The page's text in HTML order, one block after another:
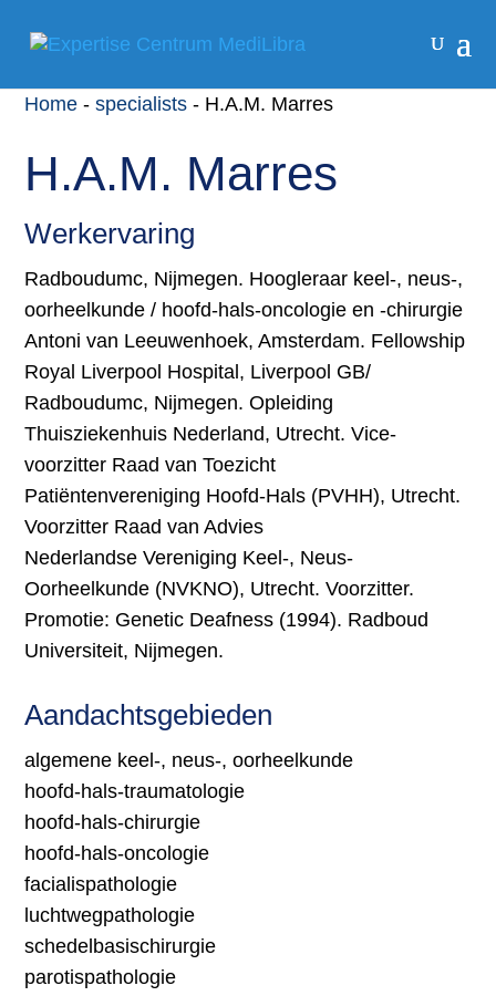
Home -specialists - H.A.M. Marres
H.A.M. Marres
Werkervaring
Radboudumc, Nijmegen. Hoogleraar keel-, neus-,
oorheelkunde / hoofd-hals-oncologie en -chirurgie
Antoni van Leeuwenhoek, Amsterdam. Fellowship
Royal Liverpool Hospital, Liverpool GB/
Radboudumc, Nijmegen. Opleiding
Thuisziekenhuis Nederland, Utrecht. Vice-
voorzitter Raad van Toezicht
Patiëntenvereniging Hoofd-Hals (PVHH), Utrecht.
Voorzitter Raad van Advies
Nederlandse Vereniging Keel-, Neus-
Oorheelkunde (NVKNO), Utrecht. Voorzitter.
Promotie: Genetic Deafness (1994). Radboud
Universiteit, Nijmegen.
Aandachtsgebieden
algemene keel-, neus-, oorheelkunde
hoofd-hals-traumatologie
hoofd-hals-chirurgie
hoofd-hals-oncologie
facialispathologie
luchtwegpathologie
schedelbasischirurgie
parotispathologie